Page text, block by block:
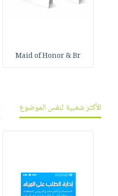
Maid of Honor & Br
الأكثر شعبية لنفس الموضوع